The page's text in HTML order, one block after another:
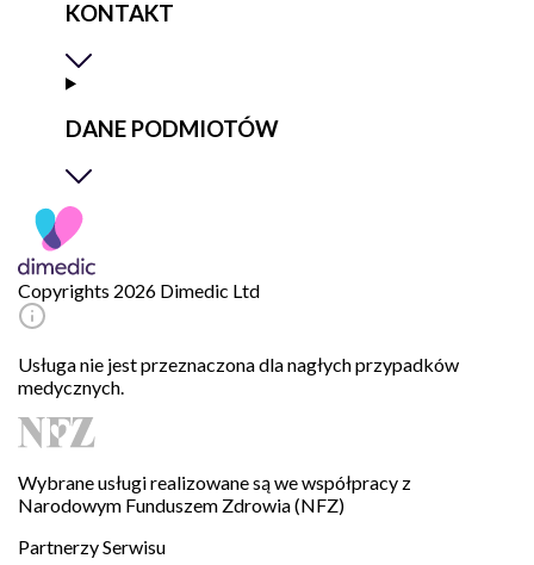
KONTAKT
DANE PODMIOTÓW
Copyrights 2026 Dimedic Ltd
Usługa nie jest przeznaczona dla nagłych przypadków
medycznych.
Wybrane usługi realizowane są we współpracy z
Narodowym Funduszem Zdrowia (NFZ)
Partnerzy Serwisu